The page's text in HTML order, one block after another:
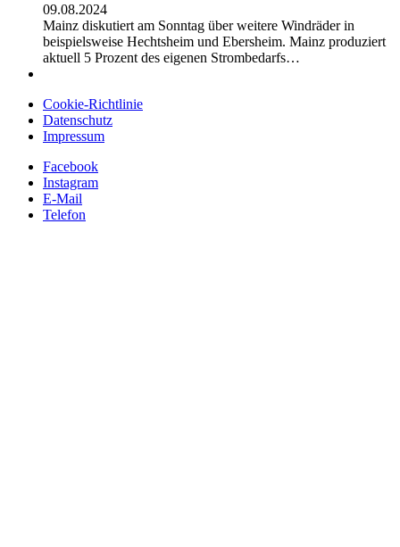
09.08.2024
Mainz diskutiert am Sonntag über weitere Windräder in
beispielsweise Hechtsheim und Ebersheim. Mainz produziert
aktuell 5 Prozent des eigenen Strombedarfs…
Cookie-Richtlinie
Datenschutz
Impressum
Facebook
Instagram
E-Mail
Telefon